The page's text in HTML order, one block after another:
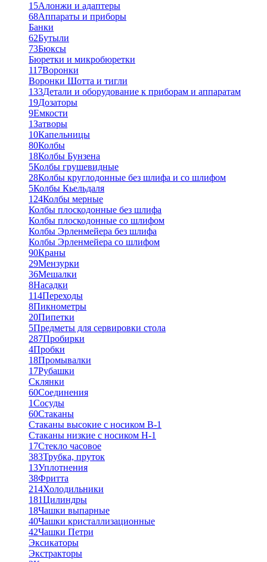
15Алонжи и адаптеры
68Аппараты и приборы
Банки
62Бутыли
73Бюксы
Бюретки и микробюретки
117Воронки
Воронки Шотта и тигли
133Детали и оборудование к приборам и аппаратам
19Дозаторы
9Емкости
1Затворы
10Капельницы
80Колбы
18Колбы Бунзена
5Колбы грушевидные
28Колбы круглодонные без шлифа и со шлифом
5Колбы Кьельдаля
124Колбы мерные
Колбы плоскодонные без шлифа
Колбы плоскодонные со шлифом
Колбы Эрленмейера без шлифа
Колбы Эрленмейера со шлифом
90Краны
29Мензурки
36Мешалки
8Насадки
114Переходы
8Пикнометры
20Пипетки
5Предметы для сервировки стола
287Пробирки
4Пробки
18Промывалки
17Рубашки
Склянки
60Соединения
1Сосуды
60Стаканы
Стаканы высокие с носиком В-1
Стаканы низкие с носиком Н-1
17Стекло часовое
383Трубка, пруток
13Уплотнения
38Фритта
214Холодильники
181Цилиндры
18Чашки выпарные
40Чашки кристаллизационные
42Чашки Петри
Эксикаторы
Экстракторы